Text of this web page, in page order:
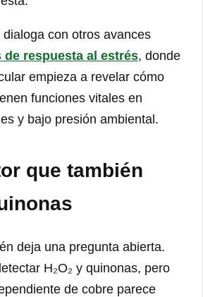
con otros avances
de respuesta al estrés, donde
empieza a revelar cómo
funciones vitales en
y bajo presión ambiental.
que también
deja una pregunta abierta.
H₂O₂ y quinonas, pero
de cobre parece